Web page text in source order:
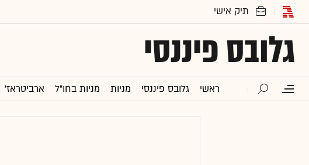
גלובס פיננסי
ראשי גלובס פיננסי מניות מניות בחו"ל ארביטראז'